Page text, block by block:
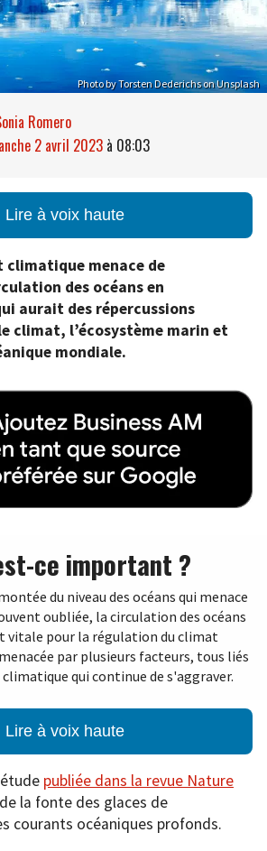
Photo by Torsten Dederichs on Unsplash
Romero
2 avril 2023 à 08:03
Lire à voix haute
climatique menace de
des océans en
aurait des répercussions
climat, l’écosystème marin et
mondiale.
ce important ?
du niveau des océans qui menace
oubliée, la circulation des océans
vitale pour la régulation du climat
par plusieurs facteurs, tous liés
qui continue de s'aggraver.
Lire à voix haute
publiée dans la revue Nature
la fonte des glaces de
courants océaniques profonds.